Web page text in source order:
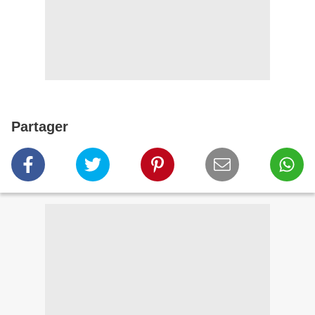
Partager